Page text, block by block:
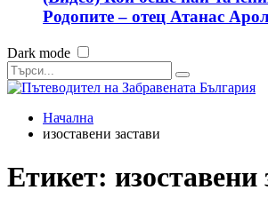
Родопите – отец Атанас
Dark mode
Начална
изоставени застави
Етикет: изоставени